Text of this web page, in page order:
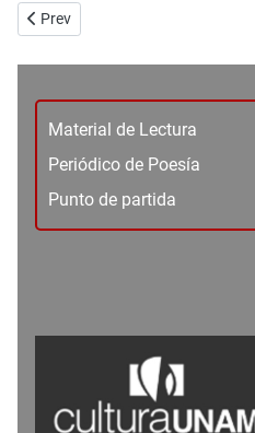
Material de Lectura
Periódico de Poesía
Punto de partida
Previous article: Editorial 107
Prev